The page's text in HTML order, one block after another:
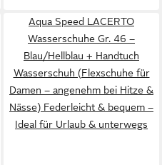
Aqua Speed LACERTO
Wasserschuhe Gr. 46 –
Blau/Hellblau + Handtuch
Wasserschuh (Flexschuhe für
Damen – angenehm bei Hitze &
Nässe) Federleicht & bequem –
Ideal für Urlaub & unterwegs